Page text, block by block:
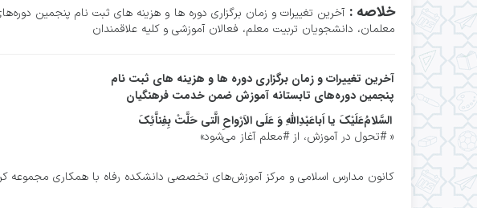
خلاصه :آخرین تغییرات و زمان برگزاری دوره ها و هزینه های ثبت نام پنجمين
معلمان، دانشجویان تربیت معلم، فعالان آموزشی و كليه علاقمندان
آخرین تغییرات و زمان برگزاری دوره ها و هزینه های ثبت نام
پنجمين دوره‌های تابستانه آموزش ضمن خدمت فرهنگيان
السَّلامُ‌عَلَیْکَ‌ یا‌‌ اَباعَبْدِاللَّهِ وَ عَلَى‌ الاَرْواحِ‌ الَّتى‌ حَلَّتْ‌ بِفِناَّئِکَ
« #تحول در آموزش، از #معلم آغاز می‌شود»
كانون مدارس اسلامی و مرکز آموزش‌های تخصصی دانشکده رفاه با همكاری مجموعه